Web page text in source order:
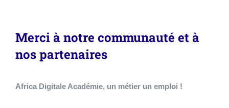
Merci à notre communauté et à
nos partenaires
Africa Digitale Académie, un métier un emploi !